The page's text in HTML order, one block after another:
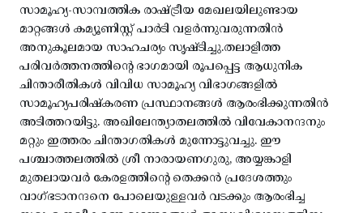
സാമൂഹ്യ-സാമ്പത്തിക രാഷ്ട്രീയ മേഖലയിലുണ്ടായ
മാറ്റങ്ങൾ കമ്യൂണിസ്റ്റ് പാർടി വളർന്നുവരുന്നതിൻ
അനുകൂലമായ സാഹചര്യം സൃഷ്ടിച്ചു.തലാളിത്ത
പരിവർത്തനത്തിന്റെ ഭാഗമായി രൂപപ്പെട്ട ആധുനിക
ചിന്താരീതികൾ വിവിധ സാമൂഹ്യ വിഭാഗങ്ങളിൽ
സാമൂഹ്യപരിഷ്കരണ പ്രസ്ഥാനങ്ങൾ ആരംഭിക്കുന്നതിൻ
അടിത്തറയിട്ടു. അഖിലേന്ത്യാതലത്തിൽ വിവേകാനന്ദനും
മറ്റും ഇത്തരം ചിന്താഗതികൾ മുന്നോട്ടുവച്ചു. ഈ
പശ്ചാത്തലത്തിൽ ശ്രീ നാരായണഗുരു, അയ്യങ്കാളി
മുതലായവർ കേരളത്തിന്റെ തെക്കൻ പ്രദേശത്തും
വാഗ്ഭടാനന്ദനെ പോലെയുള്ളവർ വടക്കും ആരംഭിച്ച